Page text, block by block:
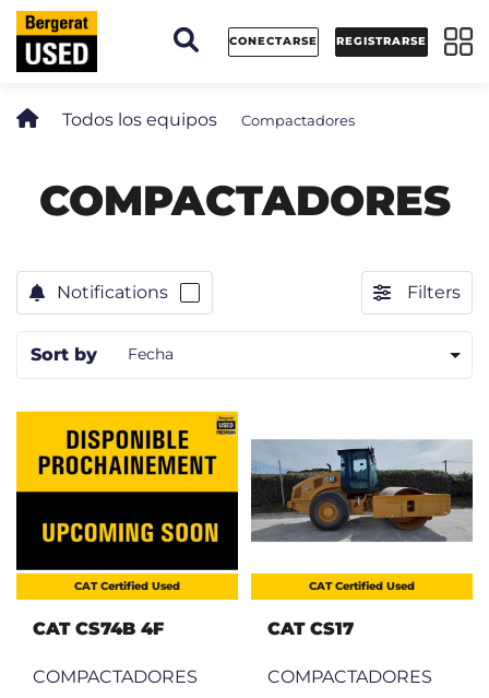
CONECTARSE REGISTRARSE
Todos los equipos Compactadores
COMPACTADORES
Notifications Filters
Sort by Fecha
CAT Certified Used
CAT CS74B 4F
COMPACTADORES
CAT Certified Used
CAT CS17
COMPACTADORES
Panel de gestión de cookies